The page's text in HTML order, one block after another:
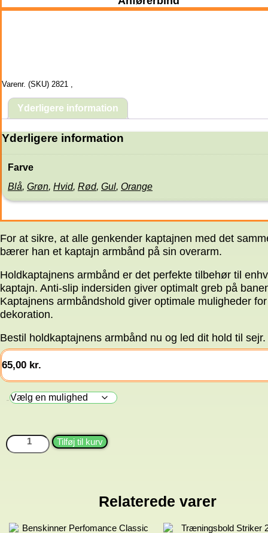
Varenr. (SKU) 2821 ,
Yderligere information
Yderligere information
Farve
Blå, Grøn, Hvid, Rød, Gul, Orange
For at sikre, at alle genkender kaptajnen med det
bærer han et kaptajn armbånd på sin overarm.
Holdkaptajnens armbånd er det perfekte tilbehør til
kaptajn. Anti-slip indersiden giver optimalt greb på
Kaptajnens armbåndshold giver optimale muligheder for
dekoration.
Bestil holdkaptajnens armbånd nu og led dit hold til sejr.
65,00 kr.
Anførerbind
antal
Tilføj til kurv
Relaterede varer